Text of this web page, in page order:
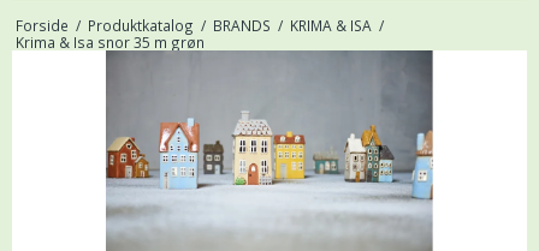
Forside / Produktkatalog / BRANDS / KRIMA & ISA /
Krima & Isa snor 35 m grøn